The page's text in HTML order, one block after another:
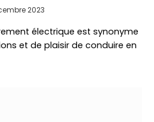
2023
électrique est synonyme
et de plaisir de conduire en